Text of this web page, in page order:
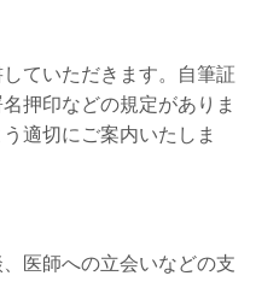
ていただきます。自筆証
押印などの規定がありま
適切にご案内いたしま
医師への立会いなどの支